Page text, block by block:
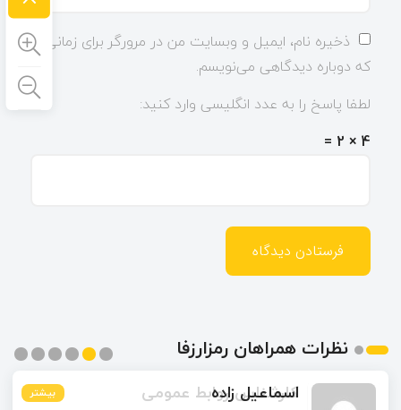
ذخیره نام، ایمیل و وبسایت من در مرورگر برای زمانی
که دوباره دیدگاهی می‌نویسم.
لطفا پاسخ را به عدد انگلیسی وارد کنید:
4 × 2 =
نظرات همراهان رمزارزفا
بیشتر اسماعیل زاده بیشتر
بیشتر
بیشتر
بیشتر
بیشتر